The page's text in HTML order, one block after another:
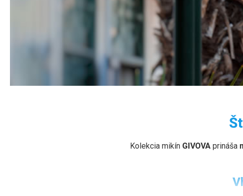
MIKINY
Moderné mikiny GIVOVA – s plným zipsom, polozipsom aj
Kolekcia mikín GIVOVAprináša